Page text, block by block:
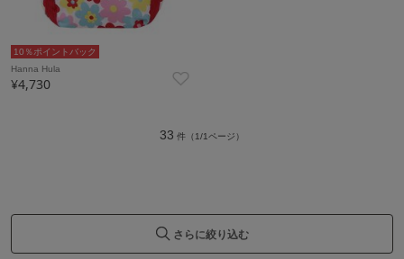
10％ポイントバック
Hanna Hula
¥4,730
33 件（1/1ページ）
さらに絞り込む